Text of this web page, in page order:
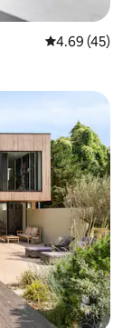
レビュー45
4.69 (45)